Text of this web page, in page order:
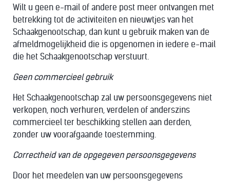
Wilt u geen e-mail of andere post meer ontvangen met
betrekking tot de activiteiten en nieuwtjes van het
Schaakgenootschap, dan kunt u gebruik maken van de
afmeldmogelijkheid die is opgenomen in iedere e-mail
die het Schaakgenootschap verstuurt.
Geen commercieel gebruik
Het Schaakgenootschap zal uw persoonsgegevens niet
verkopen, noch verhuren, verdelen of anderszins
commercieel ter beschikking stellen aan derden,
zonder uw voorafgaande toestemming.
Correctheid van de opgegeven persoonsgegevens
Door het meedelen van uw persoonsgegevens